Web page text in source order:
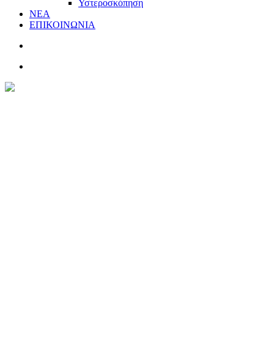
Υστεροσκόπηση
ΝΕΑ
ΕΠΙΚΟΙΝΩΝΙΑ